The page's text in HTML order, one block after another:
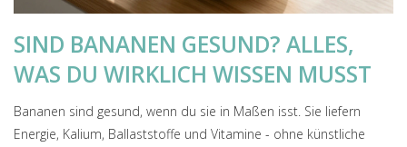
SIND BANANEN GESUND? ALLES,
WAS DU WIRKLICH WISSEN MUSST
Bananen sind gesund, wenn du sie in Maßen isst. Sie liefern
Energie, Kalium, Ballaststoffe und Vitamine - ohne künstliche